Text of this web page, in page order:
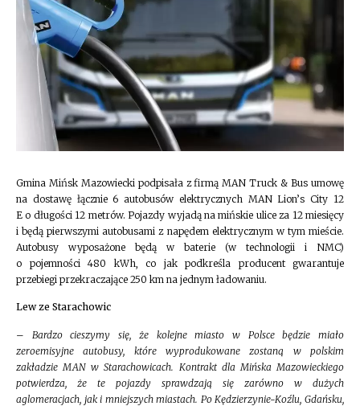
Gmina Mińsk Mazowiecki podpisała z firmą MAN Truck & Bus umowę
na dostawę łącznie 6 autobusów elektrycznych MAN Lion’s City 12
E o długości 12 metrów. Pojazdy wyjadą na mińskie ulice za 12 miesięcy
i będą pierwszymi autobusami z napędem elektrycznym w tym mieście.
Autobusy wyposażone będą w baterie (w technologii i NMC)
o pojemności 480 kWh, co jak podkreśla producent gwarantuje
przebiegi przekraczające 250 km na jednym ładowaniu.
Lew ze Starachowic
– Bardzo cieszymy się, że kolejne miasto w Polsce będzie miało
zeroemisyjne autobusy, które wyprodukowane zostaną w polskim
zakładzie MAN w Starachowicach. Kontrakt dla Mińska Mazowieckiego
potwierdza, że te pojazdy sprawdzają się zarówno w dużych
aglomeracjach, jak i mniejszych miastach. Po Kędzierzynie-Koźlu, Gdańsku,